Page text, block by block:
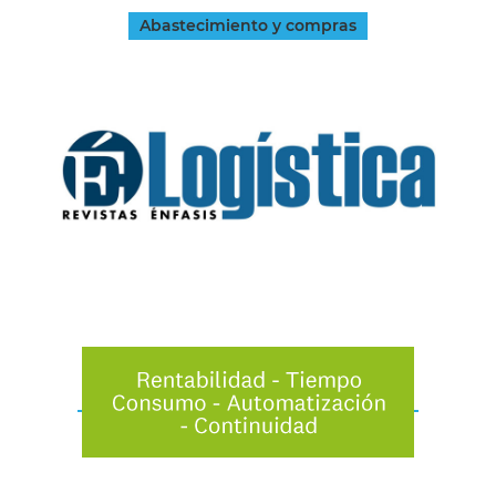
Abastecimiento y compras